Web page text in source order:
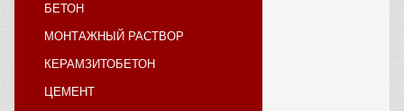
БЕТОН
МОНТАЖНЫЙ РАСТВОР
КЕРАМЗИТОБЕТОН
ЦЕМЕНТ